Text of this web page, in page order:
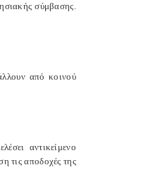
σύμβασης.
από κοινού
αντικείμενο
τις αποδοχές της